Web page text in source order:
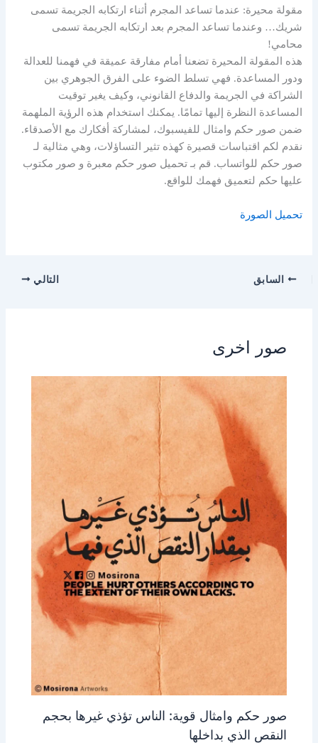
مقولة محيرة: عندما تساعد المجرم أثناء ارتكابه الجريمة تسمى
شريك… وعندما تساعد المجرم بعد ارتكابه الجريمة تسمى
محامي!
هذه المقولة المحيرة تضعنا أمام مفارقة عميقة في فهمنا للعدالة
ودور المساعدة. فهي تسلط الضوء على الفرق الجوهري بين
الشراكة في الجريمة والدفاع القانوني، وكيف يغير توقيت
المساعدة النظرة إليها تمامًا. يمكنك استخدام هذه الرؤية الملهمة
ضمن صور حكم وامثال للفيسبوك، لمشاركة أفكارك مع الأصدقاء.
نقدم لكم اقتباسات قصيرة كهذه تثير التساؤلات، وهي مثالية لـ
صور حكم للواتساب. قم بـ تحميل صور حكم معبرة و صور مكتوب
عليها حكم لتعميق فهمك للواقع.
تحميل الصورة
السابق التالي
صور اخرى
صور حكم وامثال قوية: الناس تؤذي غيرها بحجم
النقص الذي بداخلها